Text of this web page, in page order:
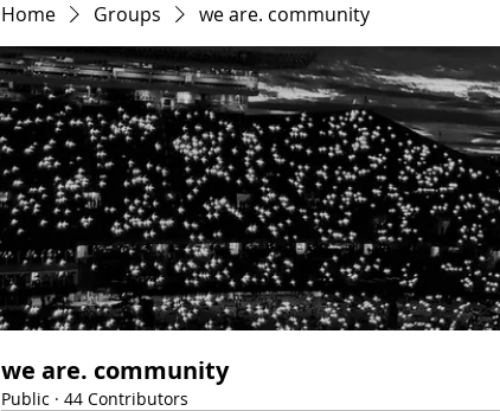
Home Groups we are. community
we are. community
Public · 44 Contributors